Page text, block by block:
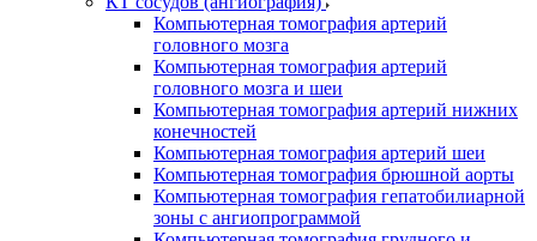
Компьютерная томография артерий
головного мозга
Компьютерная томография артерий
головного мозга и шеи
Компьютерная томография артерий нижних
конечностей
Компьютерная томография артерий шеи
Компьютерная томография брюшной аорты
Компьютерная томография гепатобилиарной
зоны с ангиопрограммой